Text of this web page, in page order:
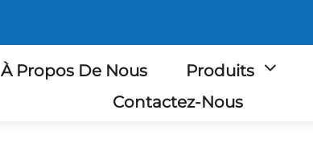
À Propos De Nous Produits
Contactez-Nous